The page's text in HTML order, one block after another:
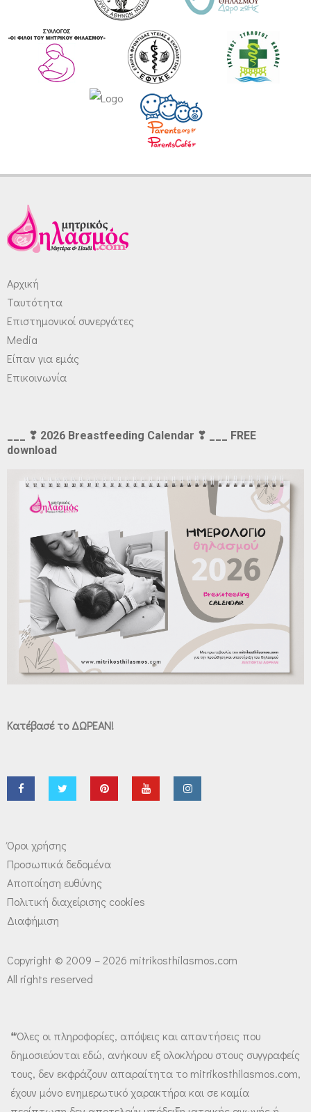
Αρχική
Ταυτότητα
Επιστημονικοί συνεργάτες
Media
Είπαν για εμάς
Επικοινωνία
___ ❣ 2026 Breastfeeding Calendar ❣ ___ FREE
download
Κατέβασέ το ΔΩΡΕΑΝ!
Όροι χρήσης
Προσωπικά δεδομένα
Αποποίηση ευθύνης
Πολιτική διαχείρισης cookies
Διαφήμιση
Copyright © 2009 – 2026 mitrikosthilasmos.com
All rights reserved
❝Όλες οι πληροφορίες, απόψεις και απαντήσεις που
δημοσιεύονται εδώ, ανήκουν εξ ολοκλήρου στους συγγραφείς
τους, δεν εκφράζουν απαραίτητα το mitrikosthilasmos.com,
έχουν μόνο ενημερωτικό χαρακτήρα και σε καμία